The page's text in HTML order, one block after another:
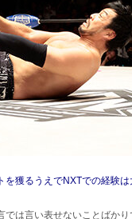
獲るうえでNXTでの経験は
では言い表せないことばか